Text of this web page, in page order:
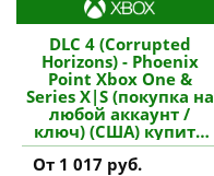
DLC 4 (Corrupted
Horizons) - Phoenix
Point Xbox One &
Series X|S (покупка на
любой аккаунт /
ключ) (США) купить
дополнение
От 1 017 руб.